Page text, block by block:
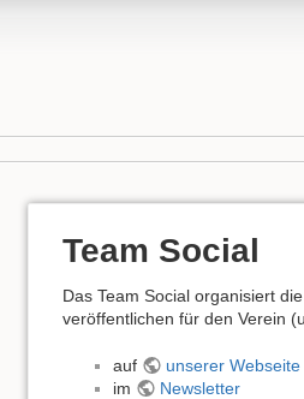
Team Social
Das Team Social organisiert
veröffentlichen für den Verein
auf
unserer Webseite
im
Newsletter